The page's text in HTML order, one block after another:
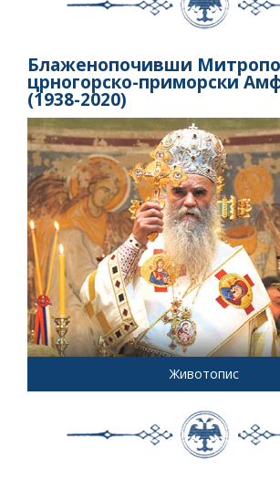
Блаженопочивши
црногорско-приморски
(1938-2020)
Животопис